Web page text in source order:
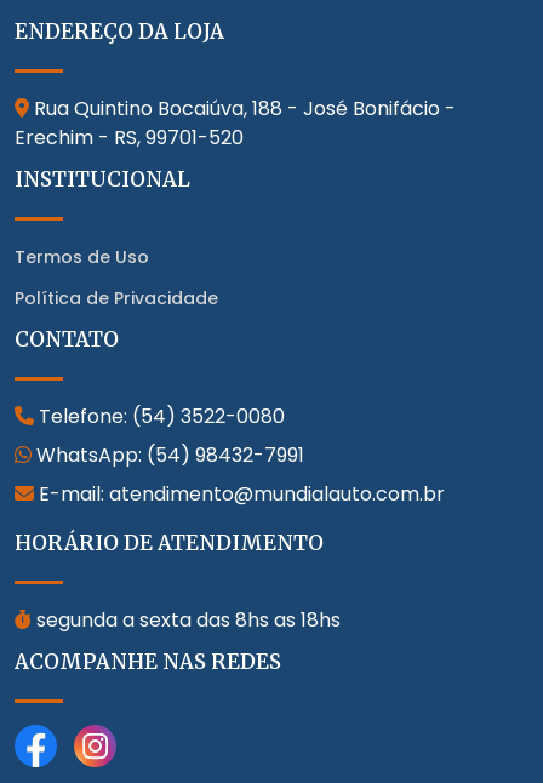
ENDEREÇO DA LOJA
Rua Quintino Bocaiúva, 188 - José Bonifácio -
Erechim - RS,99701-520
INSTITUCIONAL
Termos de Uso
Política de Privacidade
CONTATO
Telefone: (54) 3522-0080
WhatsApp: (54) 98432-7991
E-mail: atendimento@mundialauto.com.br
HORÁRIO DE ATENDIMENTO
segunda a sexta das 8hs as 18hs
ACOMPANHE NAS REDES